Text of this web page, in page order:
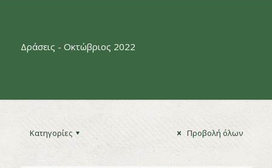
Δράσεις - Οκτώβριος 2022
Κατηγορίες Προβολή όλων